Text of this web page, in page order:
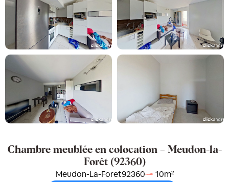
Chambre meublée en colocation – Meudon-la-
Forêt (92360)
Meudon-La-Foret92360 10m²